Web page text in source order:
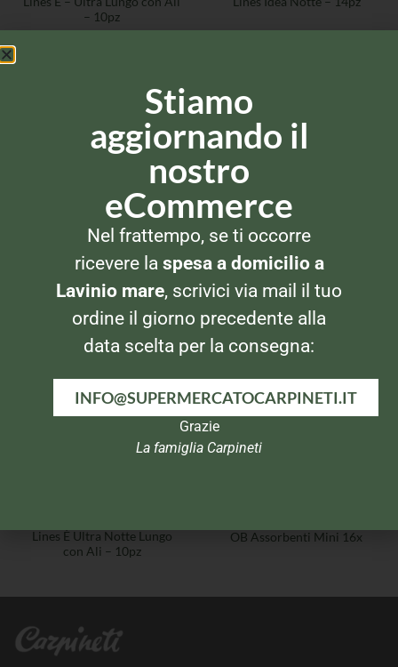
– 10pz
ASSORBENTI E SALVASLIP
Lines Seta Ultra Notte 8pz
ASSORBENTI E SALVASLIP
OB Assorbenti Normal Pro
Comfort 16x
Lines È Ultra Notte Lungo
con Ali – 10pz
OB Assorbenti Mini 16x
Stiamo
aggiornando il
nostro
eCommerce
Nel frattempo, se ti occorre
ricevere la spesa a domicilio a
Lavinio mare, scrivici via mail il tuo
ordine il giorno precedente alla
data scelta per la consegna:
INFO@SUPERMERCATOCARPINETI.IT
Grazie
La famiglia Carpineti